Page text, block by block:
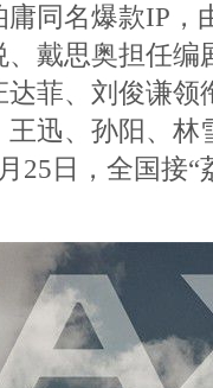
庸同名爆款IP
戴思奥担任编
菲、刘俊谦领
迅、孙阳、林
25日，全国接“